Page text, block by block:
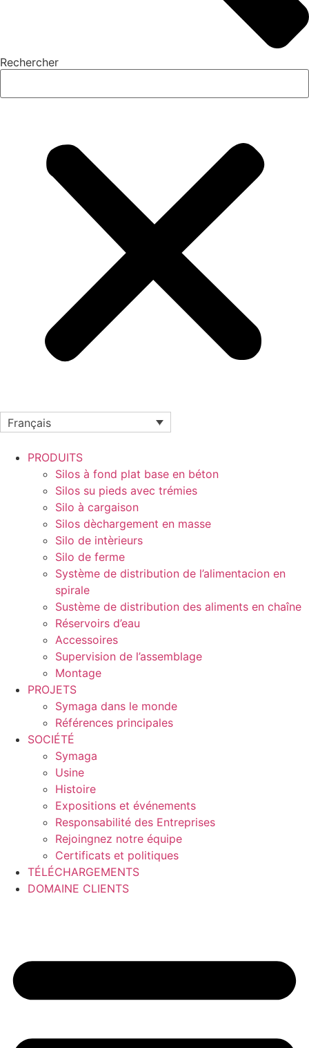
Rechercher
Français
PRODUITS
Silos à fond plat base en béton
Silos su pieds avec trémies
Silo à cargaison
Silos dèchargement en masse
Silo de intèrieurs
Silo de ferme
Système de distribution de l’alimentacion en
spirale
Sustème de distribution des aliments en chaîne
Réservoirs d’eau
Accessoires
Supervision de l’assemblage
Montage
PROJETS
Symaga dans le monde
Références principales
SOCIÉTÉ
Symaga
Usine
Histoire
Expositions et événements
Responsabilité des Entreprises
Rejoingnez notre équipe
Certificats et politiques
TÉLÉCHARGEMENTS
DOMAINE CLIENTS